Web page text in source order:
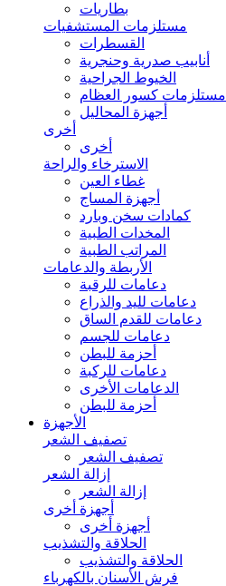
بطاريات
مستلزمات المستشفيات
القسطرات
أنابيب صدرية وحنجرية
الخيوط الجراحية
مستلزمات كسور العظام
أجهزة المحاليل
أخرى
أخرى
الاسترخاء والراحة
غطاء العين
أجهزة المساج
كمادات سخن وبارد
المخدات الطبية
المراتب الطبية
الأربطة والدعامات
دعامات للرقبة
دعامات لليد والذراع
دعامات للقدم الساق
دعامات للجسم
أحزمة للبطن
دعامات للركبة
الدعامات الأخرى
أحزمة للبطن
الأجهزة
تصفيف الشعر
تصفيف الشعر
إزالة الشعر
إزالة الشعر
أجهزة أخرى
أجهزة أخرى
الحلاقة والتشذيب
الحلاقة والتشذيب
فرش الأسنان بالكهرباء